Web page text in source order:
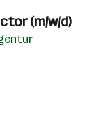
(m/w/d)